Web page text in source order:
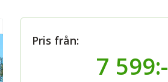
Pris från:
7 599:-